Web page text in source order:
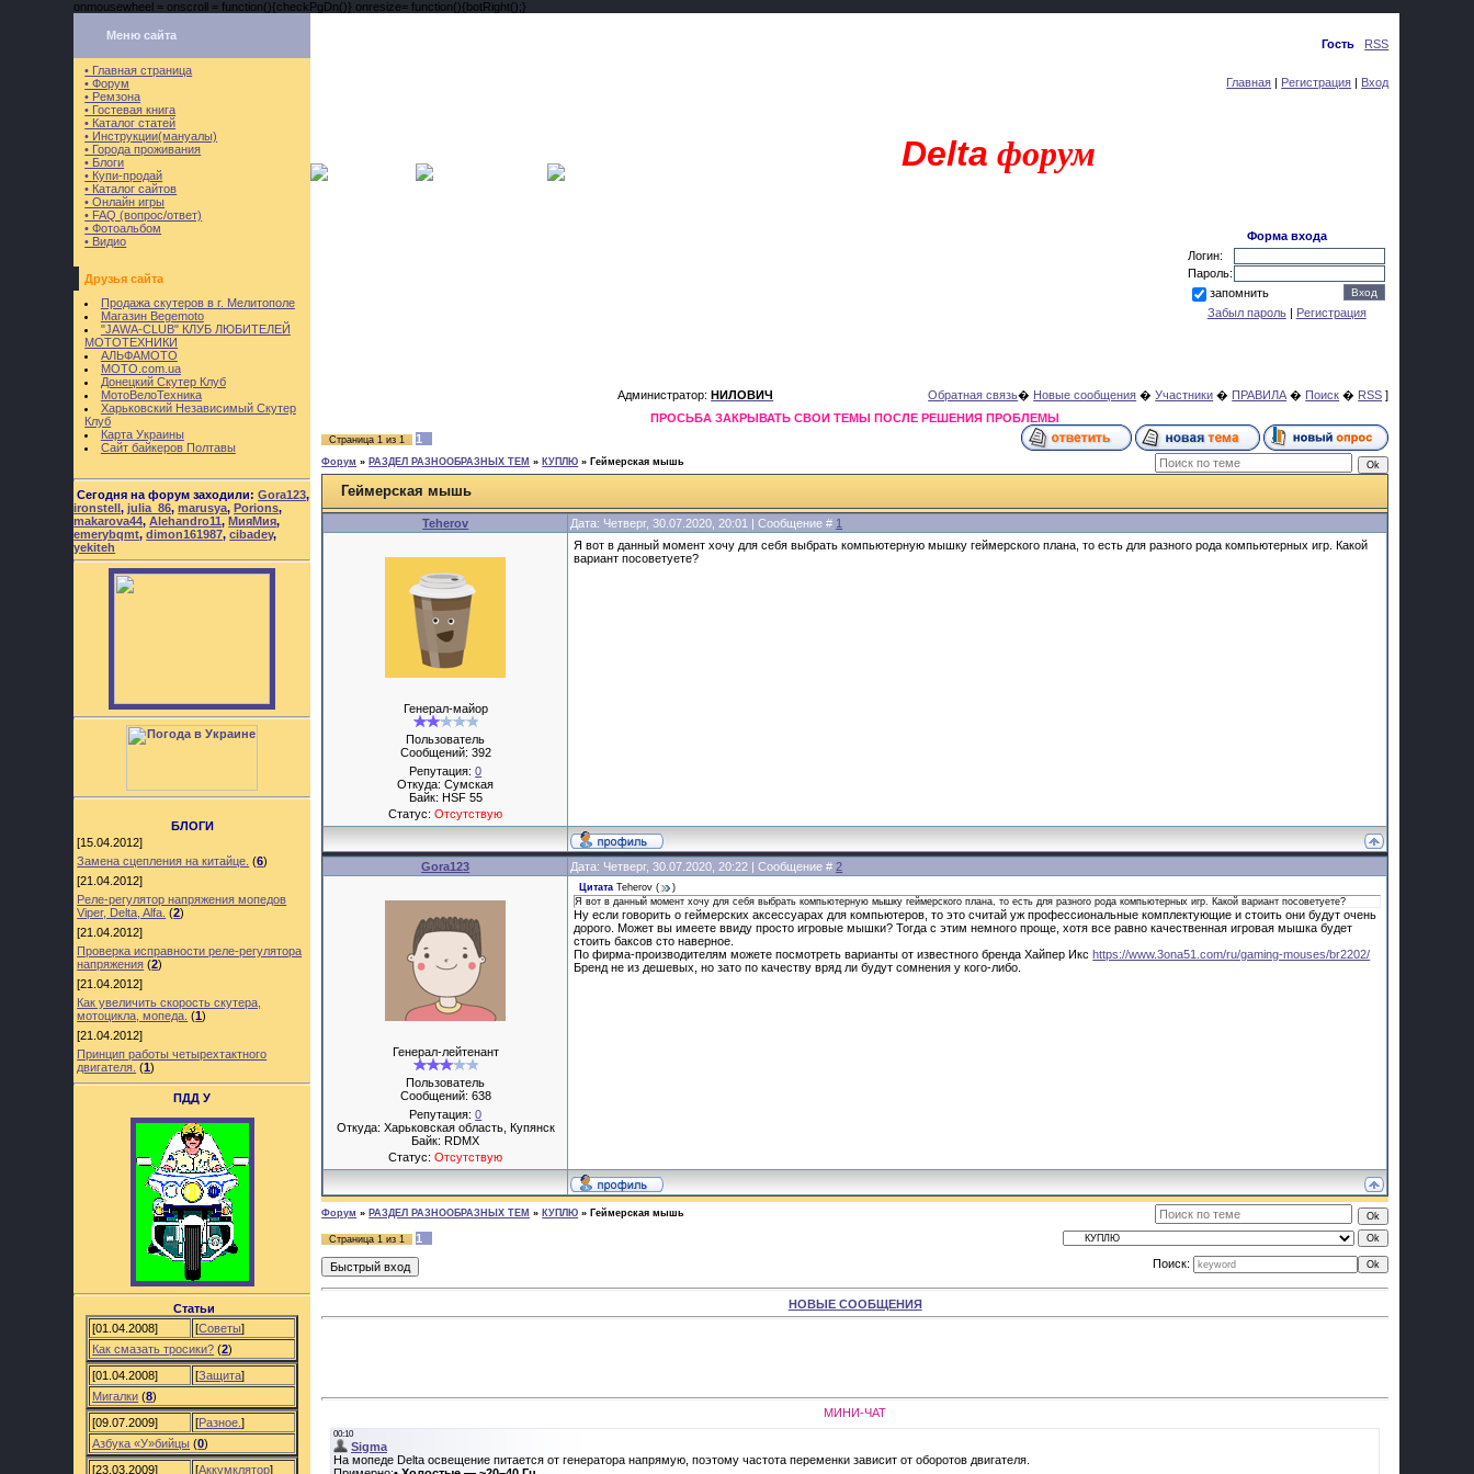
onmousewheel = onscroll = function(){checkPgDn()} onresize= function(){botRight();}
Меню сайта
• Главная страница
• Форум
• Ремзона
• Гостевая книга
• Каталог статей
• Инструкции(мануалы)
• Города проживания
• Блоги
• Купи-продай
• Каталог сайтов
• Онлайн игры
• FAQ (вопрос/ответ)
• Фотоальбом
• Видио
Друзья сайта
Продажа скутеров в г. Мелитополе
Магазин Begemoto
"JAWA-CLUB" КЛУБ ЛЮБИТЕЛЕЙ
МОТОТЕХНИКИ
АЛЬФАМОТО
MOTO.com.ua
Донецкий Скутер Клуб
МотоВелоТехника
Харьковский Независимый Скутер
Клуб
Карта Украины
Сайт байкеров Полтавы
Сегодня на форум заходили:Gora123,
ironstell,julia_86,marusya,Porions,
makarova44,Alehandro11,МияМия,
emerybqmt,dimon161987,cibadey,
yekiteh
БЛОГИ
[15.04.2012]
Замена сцепления на китайце. (6)
[21.04.2012]
Реле-регулятор напряжения мопедов
Viper, Delta, Alfa. (2)
[21.04.2012]
Проверка исправности реле-регулятора
напряжения (2)
[21.04.2012]
Как увеличить скорость скутера,
мотоцикла, мопеда. (1)
[21.04.2012]
Принцип работы четырехтактного
двигателя. (1)
ПДД У
Статьи
[01.04.2008]
[Советы]
Как смазать тросики? (2)
[01.04.2008]
[Защита]
Мигалки (8)
[09.07.2009]
[Разное.]
Азбука «У»бийцы (0)
[23.03.2009]
[Аккумклятор]
Приветствую ВасГость RSS
Главная | Регистрация | Вход
Delta форум
Форма входа
Логин:
Пароль:
запомнить
Забыл пароль| Регистрация
Администратор:НИЛОВИЧ Обратная связь� Новые сообщения �Участники � ПРАВИЛА � Поиск � RSS ]
ПРОСЬБА ЗАКРЫВАТЬ СВОИ ТЕМЫ ПОСЛЕ РЕШЕНИЯ ПРОБЛЕМЫ
Страница1 из1 1
Форум » РАЗДЕЛ РАЗНООБРАЗНЫХ ТЕМ » КУПЛЮ » Геймерская мышь
Геймерская мышь
Teherov Дата: Четверг, 30.07.2020, 20:01 | Сообщение # 1
Генерал-майор
Пользователь
Сообщений: 392
Репутация:0
Откуда: Сумская
Байк: HSF 55
Статус:Отсутствую
Я вот в данный момент хочу для себя выбрать компьютерную мышку геймерского плана, то есть для разного рода компьютерных игр. Какой
вариант посоветуете?
Gora123 Дата: Четверг, 30.07.2020, 20:22 | Сообщение #2
Генерал-лейтенант
Пользователь
Сообщений: 638
Репутация:0
Откуда: Харьковская область, Купянск
Байк: RDMX
Статус:Отсутствую
Цитата Teherov (
)
Я вот в данный момент хочу для себя выбрать компьютерную мышку геймерского плана, то есть для разного рода компьютерных игр. Какой вариант посоветуете?
Ну если говорить о геймерских аксессуарах для компьютеров, то это считай уж профессиональные комплектующие и стоить они будут очень
дорого. Может вы имеете ввиду просто игровые мышки? Тогда с этим немного проще, хотя все равно качественная игровая мышка будет
стоить баксов сто наверное.
По фирма-производителям можете посмотреть варианты от известного бренда Хайпер Иксhttps://www.3ona51.com/ru/gaming-mouses/br2202/
Бренд не из дешевых, но зато по качеству вряд ли будут сомнения у кого-либо.
Форум » РАЗДЕЛ РАЗНООБРАЗНЫХ ТЕМ » КУПЛЮ » Геймерская мышь
Страница1 из1
1
Поиск:
НОВЫЕ СООБЩЕНИЯ
МИНИ-ЧАТ